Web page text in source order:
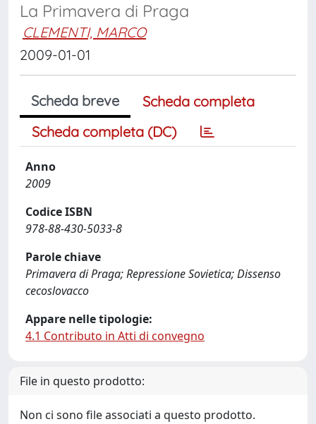
La Primavera di Praga
CLEMENTI, MARCO
2009-01-01
Scheda breve
Scheda completa
Scheda completa (DC)
Anno
2009
Codice ISBN
978-88-430-5033-8
Parole chiave
Primavera di Praga; Repressione Sovietica; Dissenso
cecoslovacco
Appare nelle tipologie:
4.1 Contributo in Atti di convegno
File in questo prodotto:
Non ci sono file associati a questo prodotto.